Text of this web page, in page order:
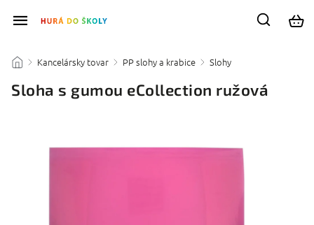
/ Kancelársky tovar / PP slohy a krabice / Slohy
Sloha s gumou eCollection ružová